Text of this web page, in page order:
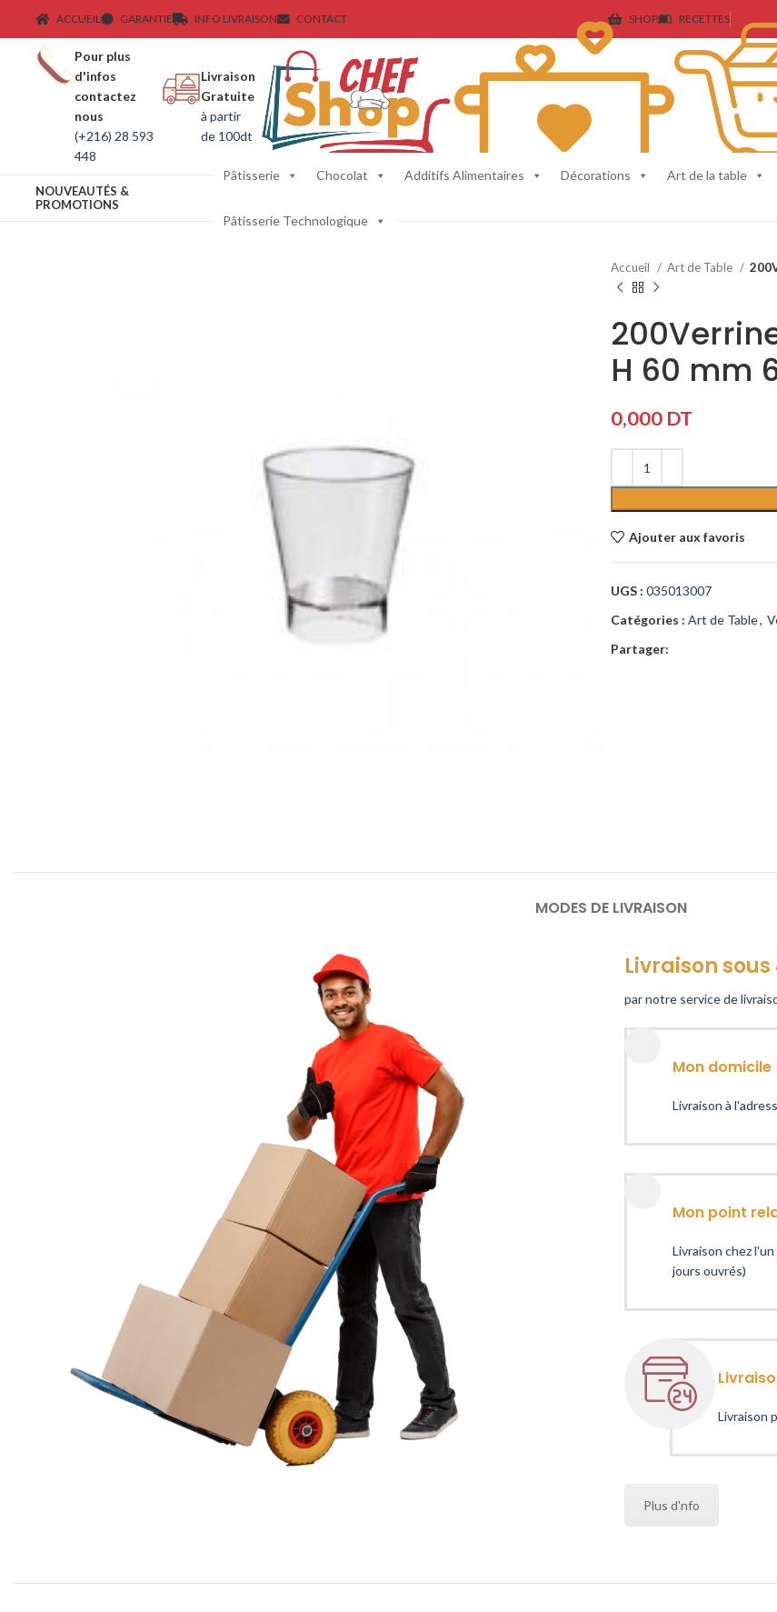
ACCUEIL GARANTIE INFO LIVRAISON CONTACT SHOP RECETTES
Pour plus
d'infos
contactez
nous
(+216) 28 593
448
Livraison
Gratuite
à partir
de 100dt
NOUVEAUTÉS &
PROMOTIONS
Pâtisserie Chocolat Additifs Alimentaires Décorations Art de la table
Pâtisserie Technologique
Accueil Art de Table
H 60 mm
0,000 DT
Ajouter aux favoris
UGS : 035013007
Catégories : Art de Table,
Partager:
MODES DE LIVRAISON
Livraison
par notre service de
Mon
Livraison à
Mon point
Livraison chez
jours ouvrés)
Livraison
Plus d'nfo